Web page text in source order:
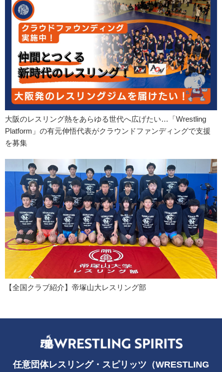
大阪のレスリング熱をあらゆる世代へ広げたい…「Wrestling
Platform」の有元伸悟代表がクラウンドファンディングで支援
を募集
【全国クラブ紹介】帝塚山大レスリング部
任意団体レスリング・スピリッツ（WRESTLING